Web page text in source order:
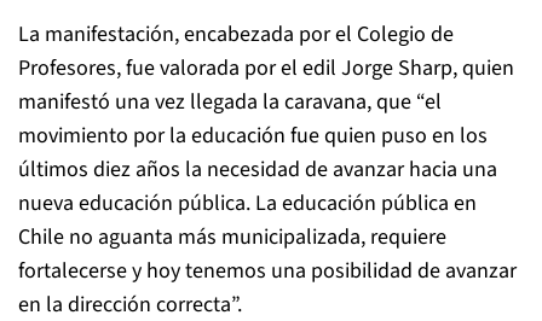
La manifestación, encabezada por el Colegio de
Profesores, fue valorada por el edil Jorge Sharp, quien
manifestó una vez llegada la caravana, que “el
movimiento por la educación fue quien puso en los
últimos diez años la necesidad de avanzar hacia una
nueva educación pública. La educación pública en
Chile no aguanta más municipalizada, requiere
fortalecerse y hoy tenemos una posibilidad de avanzar
en la dirección correcta”.